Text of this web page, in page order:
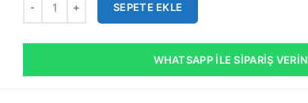
SEPETE EKLE
WHATSAPP İLE SIPARIŞ VERIN